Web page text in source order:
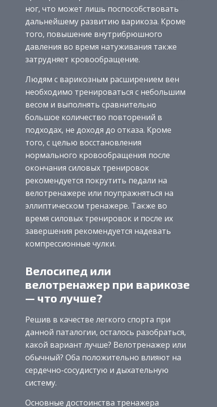
ног, что может лишь поспособствовать
дальнейшему развитию варикоза. Кроме
того, повышение внутрибрюшного
давления во время натуживания также
затрудняет кровообращение.
Людям с варикозным расширением вен
необходимо тренироваться с небольшим
весом и выполнять сравнительно
большое количество повторений в
подходах, не доходя до отказа. Кроме
того, с целью восстановления
нормального кровообращения после
окончания силовых тренировок
рекомендуется покрутить педали на
велотренажере или поупражняться на
эллиптическом тренажере. Также во
время силовых тренировок и после их
завершения рекомендуется надевать
компрессионные чулки.
Велосипед или
велотренажер при варикозе
— что лучше?
Решив в качестве легкого спорта при
данной паталогии, осталось разобраться,
какой вариант лучше? Велотренажер или
обычный? Оба положительно влияют на
сердечно-сосудистую и дыхательную
систему.
Основные достоинства тренажера